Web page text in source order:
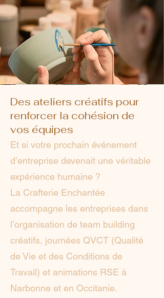
Des ateliers créatifs pour
renforcer la cohésion de
vos équipes
Et si votre prochain événement
d’entreprise devenait une véritable
expérience humaine ?
La Crafterie Enchantée
accompagne les entreprises dans
l’organisation de team building
créatifs, journées QVCT (Qualité
de Vie et des Conditions de
Travail) et animations RSE à
Narbonne et en Occitanie.